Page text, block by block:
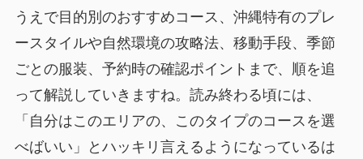
うえで目的別のおすすめコース、沖縄特有のプレ
ースタイルや自然環境の攻略法、移動手段、季節
ごとの服装、予約時の確認ポイントまで、順を追
って解説していきますね。読み終わる頃には、
「自分はこのエリアの、このタイプのコースを選
べばいい」とハッキリ言えるようになっているは